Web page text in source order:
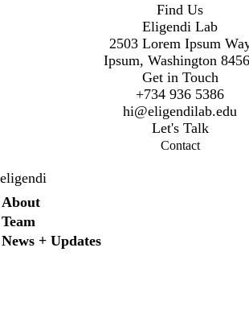
Find Us
Eligendi Lab
2503 Lorem Ipsum
Ipsum, Washington
Get in Touch
+734 936 5386
hi@eligendilab.edu
Let's Talk
Contact
eligendi
Secondary menu
About
Team
News + Updates